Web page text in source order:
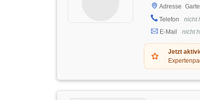
Adresse
Telefon
nicht
E-Mail
nicht
Jetzt